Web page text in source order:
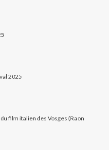
2025
film italien des Vosges (Raon